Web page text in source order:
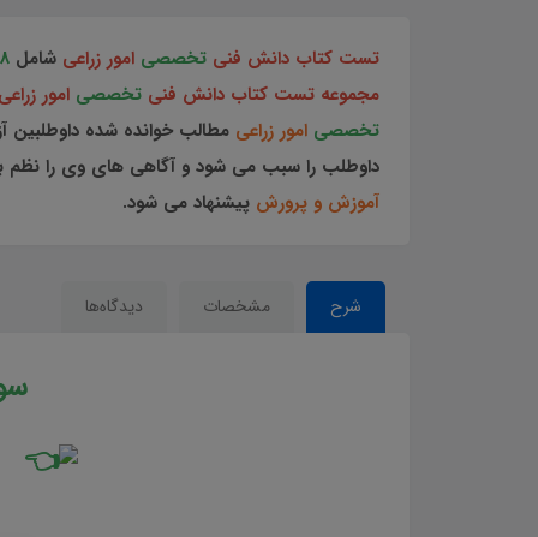
تست کتاب دانش فنی تخصصی امور زراعی شامل
مجموعه تست کتاب دانش فنی تخصصی امور
تخصصی امور زراعی مطالب خوانده شده
داوطلب را سبب می شود و آگاهی های وی را نظم
آموزش و پرورش پیشنهاد می شود.
شرح مشخصات دیدگاه‌ها